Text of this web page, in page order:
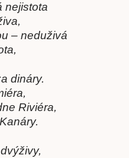
nejistota
– neduživá
dináry.
Riviéra,